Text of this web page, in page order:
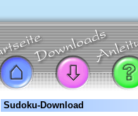
Sudoku-Download